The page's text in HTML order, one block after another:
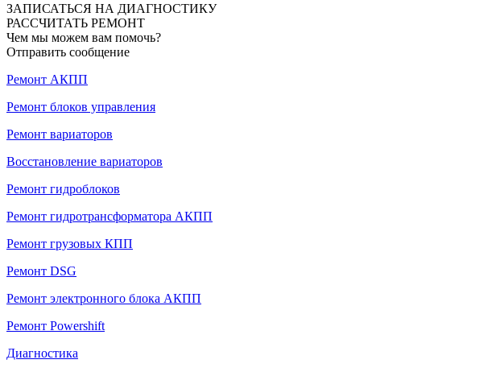
ЗАПИСАТЬСЯ НА ДИАГНОСТИКУ
РАССЧИТАТЬ РЕМОНТ
Чем мы можем вам помочь?
Отправить сообщение
Ремонт АКПП
Ремонт блоков управления
Ремонт вариаторов
Восстановление вариаторов
Ремонт гидроблоков
Ремонт гидротрансформатора АКПП
Ремонт грузовых КПП
Ремонт DSG
Ремонт электронного блока АКПП
Ремонт Powershift
Диагностика